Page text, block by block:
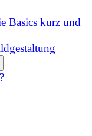
Basics kurz und